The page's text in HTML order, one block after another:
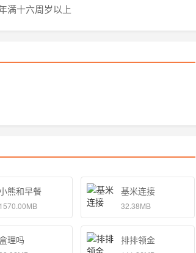
满十六周岁以上
熊和早餐
1570.00MB
基米连接
32.38MB
理吗 排排领金